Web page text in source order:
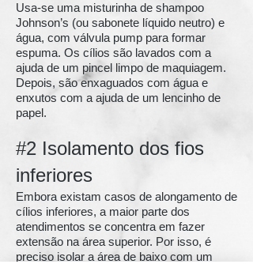
Usa-se uma misturinha de shampoo
Johnson’s (ou sabonete líquido neutro) e
água, com válvula pump para formar
espuma. Os cílios são lavados com a
ajuda de um pincel limpo de maquiagem.
Depois, são enxaguados com água e
enxutos com a ajuda de um lencinho de
papel.
#2 Isolamento dos fios
inferiores
Embora existam casos de alongamento de
cílios inferiores, a maior parte dos
atendimentos se concentra em fazer
extensão na área superior. Por isso, é
preciso isolar a área de baixo com um